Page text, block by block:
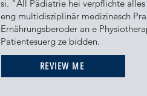
si. "All Pädiatrie hei verpflichte
eng multidisziplinär medizinesch
Ernährungsberoder an e
Patientesuerg ze bidden.
REVIEW ME